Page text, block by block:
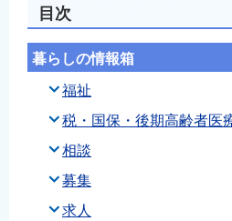
目次
暮らしの情報箱
福祉
税・国保・後期高齢者医
相談
募集
求人